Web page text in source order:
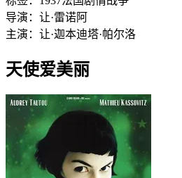
导演： 让·雷诺阿
主演： 让·迦本迪塔·帕尔洛
天使爱美丽